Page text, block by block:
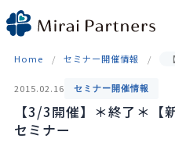
Skip
to
Home セミナー開催情報
2015.02.16 セミナー開催情報
【3/3開催】＊終了＊【
セミナー